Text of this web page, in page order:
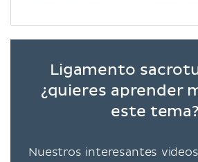
Ligamento
¿quieres aprender
este tema?
Nuestros interesantes